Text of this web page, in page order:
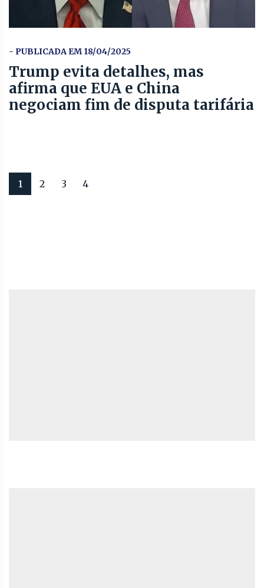
- PUBLICADA EM 18/04/2025
Trump evita detalhes, mas
afirma que EUA e China
negociam fim de disputa tarifária
1 2 3 4